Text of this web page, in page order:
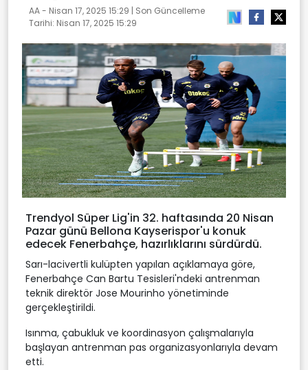
AA - Nisan 17, 2025 15:29 | Son Güncelleme
Tarihi: Nisan 17, 2025 15:29
Trendyol Süper Lig'in 32. haftasında 20 Nisan
Pazar günü Bellona Kayserispor'u konuk
edecek Fenerbahçe, hazırlıklarını sürdürdü.
Sarı-lacivertli kulüpten yapılan açıklamaya göre,
Fenerbahçe Can Bartu Tesisleri'ndeki antrenman
teknik direktör Jose Mourinho yönetiminde
gerçekleştirildi.
Isınma, çabukluk ve koordinasyon çalışmalarıyla
başlayan antrenman pas organizasyonlarıyla devam
etti.